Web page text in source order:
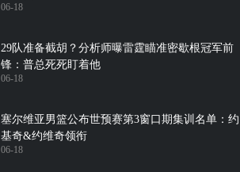
06-18
29队准备截胡？分析师曝雷霆瞄准密歇根冠军前
锋：普总死死盯着他
06-18
塞尔维亚男篮公布世预赛第3窗口期集训名单：约
基奇&约维奇领衔
06-18